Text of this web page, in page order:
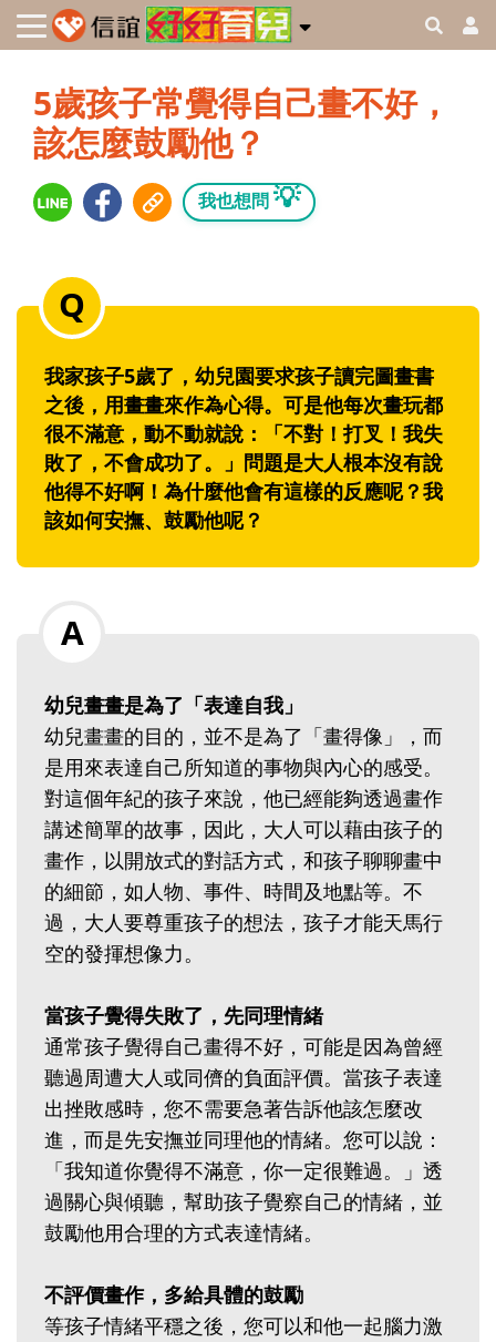
5歲孩子常覺得自己畫不好，
該怎麼鼓勵他？
我也想問 💡
我家孩子5歲了，幼兒園要求孩子讀完圖畫書
之後，用畫畫來作為心得。可是他每次畫玩都
很不滿意，動不動就說：「不對！打叉！我失
敗了，不會成功了。」問題是大人根本沒有說
他得不好啊！為什麼他會有這樣的反應呢？我
該如何安撫、鼓勵他呢？
幼兒畫畫是為了「表達自我」
幼兒畫畫的目的，並不是為了「畫得像」，而
是用來表達自己所知道的事物與內心的感受。
對這個年紀的孩子來說，他已經能夠透過畫作
講述簡單的故事，因此，大人可以藉由孩子的
畫作，以開放式的對話方式，和孩子聊聊畫中
的細節，如人物、事件、時間及地點等。不
過，大人要尊重孩子的想法，孩子才能天馬行
空的發揮想像力。
當孩子覺得失敗了，先同理情緒
通常孩子覺得自己畫得不好，可能是因為曾經
聽過周遭大人或同儕的負面評價。當孩子表達
出挫敗感時，您不需要急著告訴他該怎麼改
進，而是先安撫並同理他的情緒。您可以說：
「我知道你覺得不滿意，你一定很難過。」透
過關心與傾聽，幫助孩子覺察自己的情緒，並
鼓勵他用合理的方式表達情緒。
不評價畫作，多給具體的鼓勵
等孩子情緒平穩之後，您可以和他一起腦力激